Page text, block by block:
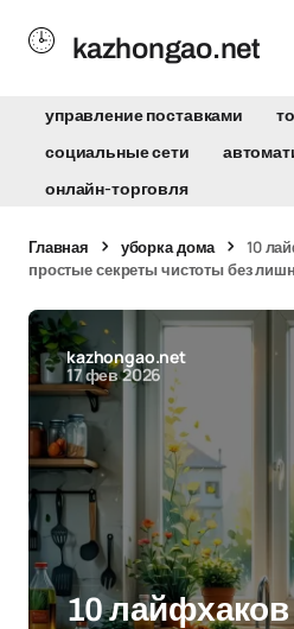
kazhongao.net
управление поставками
социальные сети
онлайн-торговля
Главная уборка дома
10
простые секреты чистоты без
kazhongao.net
17 фев 2026
10